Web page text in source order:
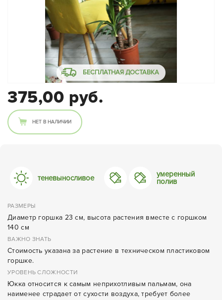
БЕСПЛАТНАЯ ДОСТАВКА
375,00 руб.
НЕТ В НАЛИЧИИ
теневыносливое
умеренный
полив
РАЗМЕРЫ
Диаметр горшка 23 см, высота растения вместе с горшком
140 см
ВАЖНО ЗНАТЬ
Стоимость указана за растение в техническом пластиковом
горшке.
УРОВЕНЬ СЛОЖНОСТИ
Юкка относится к самым неприхотливым пальмам, она
наименее страдает от сухости воздуха, требует более